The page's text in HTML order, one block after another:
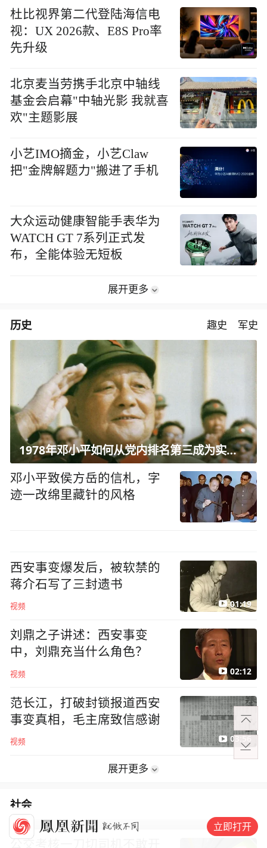
杜比视界第二代登陆海信电
视：UX 2026款、E8S Pro率
先升级
北京麦当劳携手北京中轴线
基金会启幕"中轴光影 我就喜
欢"主题影展
小艺IMO摘金，小艺Claw
把"金牌解题力"搬进了手机
大众运动健康智能手表华为
WATCH GT 7系列正式发
布，全能体验无短板
展开更多
历史 趣史 军史
1978年邓小平如何从党内排名第三成为实际核心？
邓小平致侯方岳的信札，字
迹一改绵里藏针的风格
西安事变爆发后，被软禁的
蒋介石写了三封遗书
视频 01:19
刘鼎之子讲述：西安事变
中，刘鼎充当什么角色？
视频 02:12
范长江，打破封锁报道西安
事变真相，毛主席致信感谢
视频 03:56
展开更多
社会
立即打开